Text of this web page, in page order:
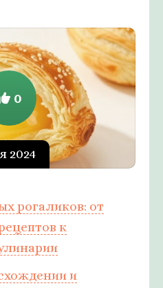
2024
0
рогаликов: от
к
и